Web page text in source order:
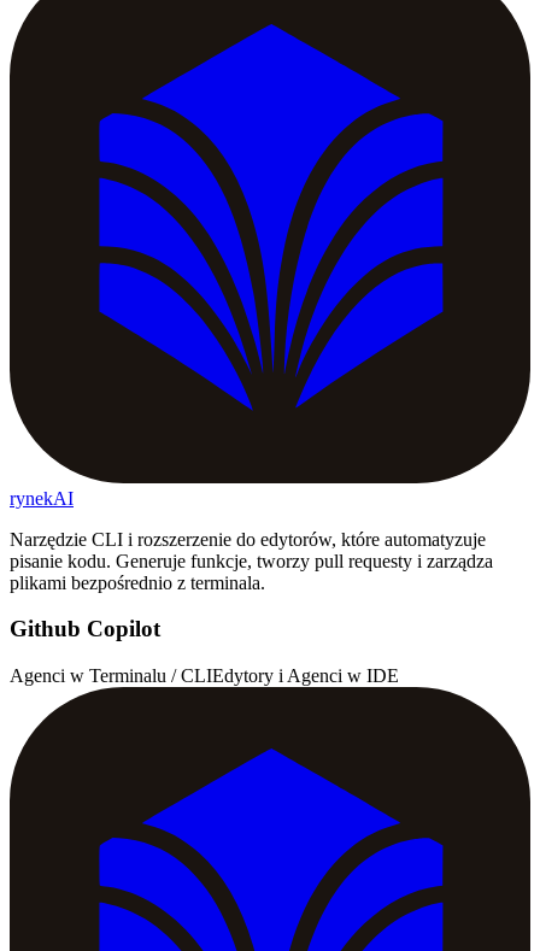
rynekAI
Narzędzie CLI i rozszerzenie do edytorów, które automatyzuje
pisanie kodu. Generuje funkcje, tworzy pull requesty i zarządza
plikami bezpośrednio z terminala.
Github Copilot
Agenci w Terminalu / CLIEdytory i Agenci w IDE